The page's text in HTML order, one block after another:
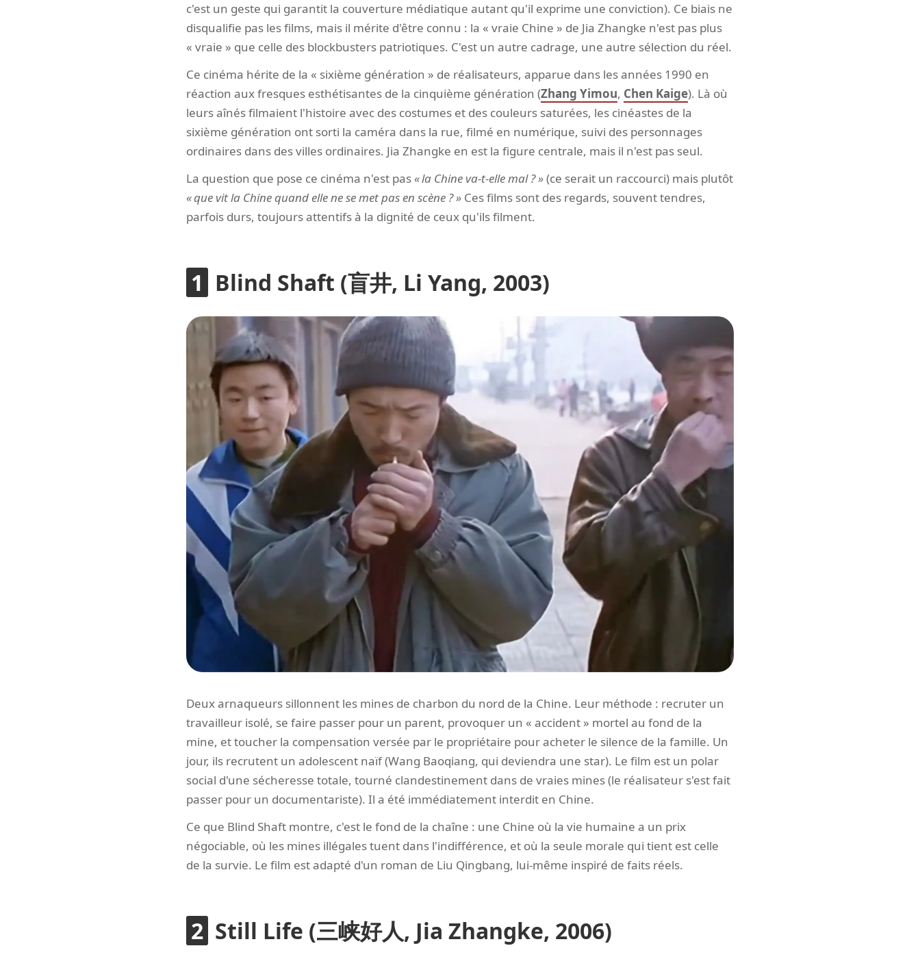
c'est un geste qui garantit la couverture médiatique autant qu'il exprime une conviction). Ce biais ne
disqualifie pas les films, mais il mérite d'être connu : la « vraie Chine » de Jia Zhangke n'est pas plus
« vraie » que celle des blockbusters patriotiques. C'est un autre cadrage, une autre sélection du réel.
Ce cinéma hérite de la « sixième génération » de réalisateurs, apparue dans les années 1990 en
réaction aux fresques esthétisantes de la cinquième génération (Zhang Yimou, Chen Kaige). Là où
leurs aînés filmaient l'histoire avec des costumes et des couleurs saturées, les cinéastes de la
sixième génération ont sorti la caméra dans la rue, filmé en numérique, suivi des personnages
ordinaires dans des villes ordinaires. Jia Zhangke en est la figure centrale, mais il n'est pas seul.
La question que pose ce cinéma n'est pas
la Chine va-t-elle mal ? (ce serait un raccourci) mais plutôt
que vit la Chine quand elle ne se met pas en scène ? Ces films sont des regards, souvent tendres,
parfois durs, toujours attentifs à la dignité de ceux qu'ils filment.
Blind Shaft (盲井, Li Yang, 2003)
Deux arnaqueurs sillonnent les mines de charbon du nord de la Chine. Leur méthode : recruter un
travailleur isolé, se faire passer pour un parent, provoquer un « accident » mortel au fond de la
mine, et toucher la compensation versée par le propriétaire pour acheter le silence de la famille. Un
jour, ils recrutent un adolescent naïf (Wang Baoqiang, qui deviendra une star). Le film est un polar
social d'une sécheresse totale, tourné clandestinement dans de vraies mines (le réalisateur s'est fait
passer pour un documentariste). Il a été immédiatement interdit en Chine.
Ce que Blind Shaft montre, c'est le fond de la chaîne : une Chine où la vie humaine a un prix
négociable, où les mines illégales tuent dans l'indifférence, et où la seule morale qui tient est celle
de la survie. Le film est adapté d'un roman de Liu Qingbang, lui-même inspiré de faits réels.
Still Life (三峡好人, Jia Zhangke, 2006)